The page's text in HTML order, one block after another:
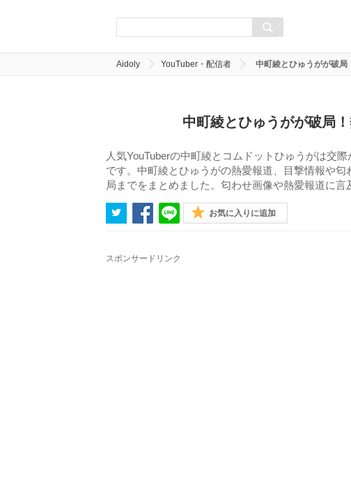
Aidoly YouTuber・配信者 中町綾とひゅうがが破
中町綾とひゅうがが破局
人気YouTuberの中町綾とコムドットひゅうがは交
です。中町綾とひゅうがの熱愛報道、目撃情報や
局までをまとめました。匂わせ画像や熱愛報道に言
お気に入りに追加
スポンサードリンク